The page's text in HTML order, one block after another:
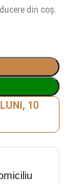
din coș.
10